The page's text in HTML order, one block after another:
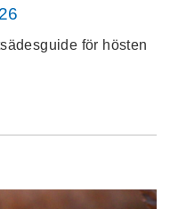
för hösten